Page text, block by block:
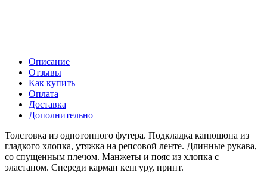
Описание
Отзывы
Как купить
Оплата
Доставка
Дополнительно
Толстовка из однотонного футера. Подкладка капюшона из
гладкого хлопка, утяжка на репсовой ленте. Длинные рукава,
со спущенным плечом. Манжеты и пояс из хлопка с
эластаном. Спереди карман кенгуру, принт.